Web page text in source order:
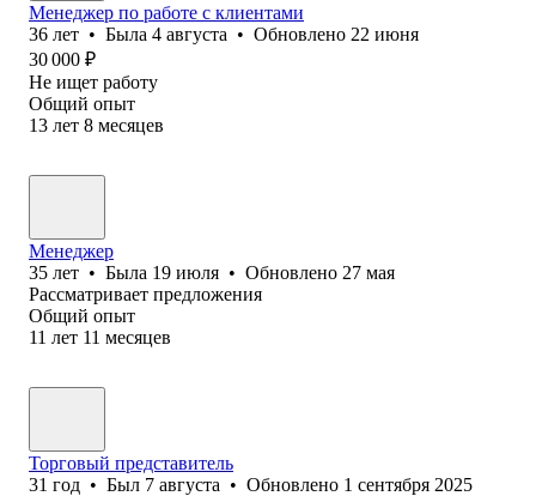
Менеджер по работе с клиентами
36 лет • Была 4 августа • Обновлено 22 июня
30 000 ₽
Не ищет работу
Общий опыт
13 лет 8 месяцев
Менеджер
35 лет • Была 19 июля • Обновлено 27 мая
Рассматривает предложения
Общий опыт
11 лет 11 месяцев
Торговый представитель
31 год • Был 7 августа • Обновлено 1 сентября 2025